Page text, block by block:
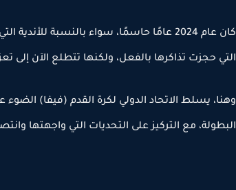
كان عام 2024 عامًا حاسمًا، سواء بالنسبة
التي حجزت تذاكرها بالفعل، ولكنها تتطلع الآن إلى
وهنا، يسلط الاتحاد الدولي لكرة القدم (فيفا) الضوء
البطولة، مع التركيز على التحديات التي واجهتها